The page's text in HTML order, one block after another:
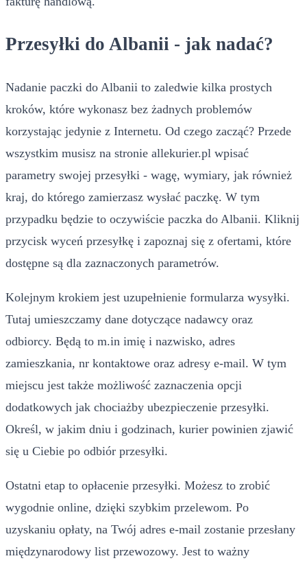
Przesyłki do Albanii - jak nadać?
Nadanie paczki do Albanii to zaledwie kilka prostych
kroków, które wykonasz bez żadnych problemów
korzystając jedynie z Internetu. Od czego zacząć? Przede
wszystkim musisz na stronie allekurier.pl wpisać
parametry swojej przesyłki - wagę, wymiary, jak również
kraj, do którego zamierzasz wysłać paczkę. W tym
przypadku będzie to oczywiście paczka do Albanii. Kliknij
przycisk wyceń przesyłkę i zapoznaj się z ofertami, które
dostępne są dla zaznaczonych parametrów.
Kolejnym krokiem jest uzupełnienie formularza wysyłki.
Tutaj umieszczamy dane dotyczące nadawcy oraz
odbiorcy. Będą to m.in imię i nazwisko, adres
zamieszkania, nr kontaktowe oraz adresy e-mail. W tym
miejscu jest także możliwość zaznaczenia opcji
dodatkowych jak chociażby ubezpieczenie przesyłki.
Określ, w jakim dniu i godzinach, kurier powinien zjawić
się u Ciebie po odbiór przesyłki.
Ostatni etap to opłacenie przesyłki. Możesz to zrobić
wygodnie online, dzięki szybkim przelewom. Po
uzyskaniu opłaty, na Twój adres e-mail zostanie przesłany
międzynarodowy list przewozowy. Jest to ważny